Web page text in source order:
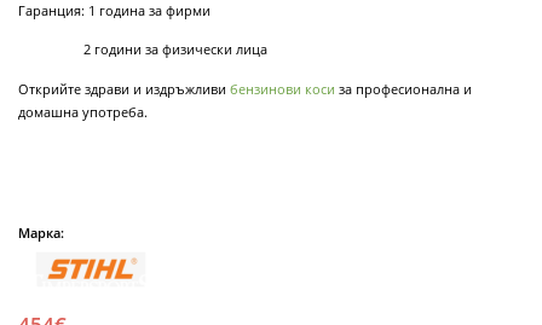
Гаранция: 1 година за фирми
2 години за физически лица
Открийте здрави и издръжливи бензинови коси за професионална и
домашна употреба.
Марка: